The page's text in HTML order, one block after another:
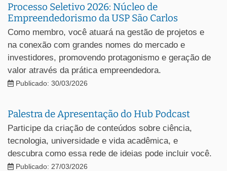
Processo Seletivo 2026: Núcleo de
Empreendedorismo da USP São Carlos
Como membro, você atuará na gestão de projetos e
na conexão com grandes nomes do mercado e
investidores, promovendo protagonismo e geração de
valor através da prática empreendedora.
Publicado: 30/03/2026
Palestra de Apresentação do Hub Podcast
Participe da criação de conteúdos sobre ciência,
tecnologia, universidade e vida acadêmica, e
descubra como essa rede de ideias pode incluir você.
Publicado: 27/03/2026